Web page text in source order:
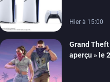
Hier à 15:00
Grand
aperçu » le